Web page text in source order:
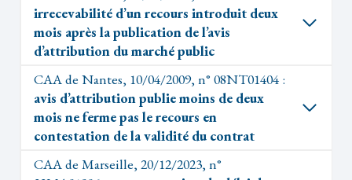
irrecevabilité d’un recours introduit deux
mois après la publication de l’avis
d’attribution du marché public
CAA de Nantes, 10/04/2009, n° 08NT01404 :
avis d’attribution publie moins de deux
mois ne ferme pas le recours en
contestation de la validité du contrat
CAA de Marseille, 20/12/2023, n°